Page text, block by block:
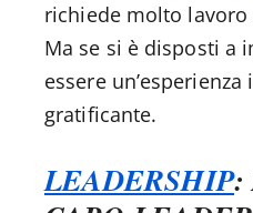
richiede molto lavoro
Ma se si è disposti a
essere
gratificante.
LEADERSHIP: